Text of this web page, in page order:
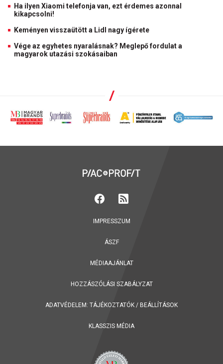
Ha ilyen Xiaomi telefonja van, ezt érdemes azonnal
kikapcsolni!
Keményen visszaütött a Lidl nagy ígérete
Vége az egyhetes nyaralásnak? Meglepő fordulat a
magyarok utazási szokásaiban
IMPRESSZUM
ÁSZF
MÉDIAAJÁNLAT
HOZZÁSZÓLÁSI SZABÁLYZAT
ADATVÉDELEM: TÁJÉKOZTATÓK / BEÁLLÍTÁSOK
KLASSZIS MÉDIA